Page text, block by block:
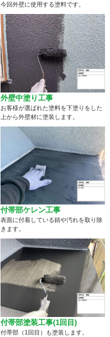
今回外壁に使用する塗料です。
外壁中塗り工事
お客様が選ばれた塗料を下塗りをした
上から外壁材に塗装します。
付帯部ケレン工事
表面に付着している錆や汚れを取り除
きます。
付帯部塗装工事(1回目)
付帯部（1回目）も塗装します。